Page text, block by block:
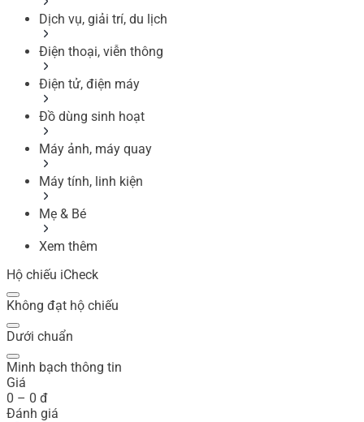
Dịch vụ, giải trí, du lịch
Điện thoại, viễn thông
Điện tử, điện máy
Đồ dùng sinh hoạt
Máy ảnh, máy quay
Máy tính, linh kiện
Mẹ & Bé
Xem thêm
Hộ chiếu iCheck
Không đạt hộ chiếu
Dưới chuẩn
Minh bạch thông tin
Giá
0 – 0 đ
Đánh giá